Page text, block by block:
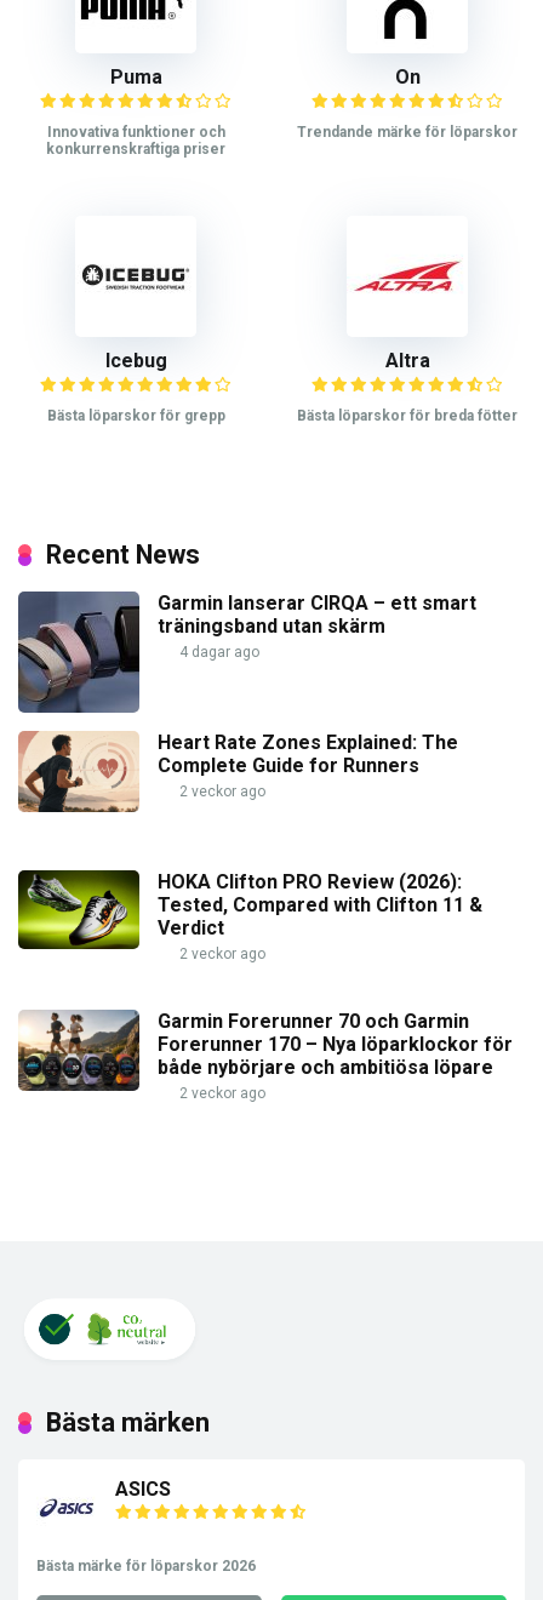
Puma
Innovativa funktioner och
konkurrenskraftiga priser
On
Trendande märke för löparskor
Icebug
Bästa löparskor för grepp
Altra
Bästa löparskor för breda fötter
Recent News
Garmin lanserar CIRQA – ett smart
träningsband utan skärm
4 dagar ago
Heart Rate Zones Explained: The
Complete Guide for Runners
2 veckor ago
HOKA Clifton PRO Review (2026):
Tested, Compared with Clifton 11 &
Verdict
2 veckor ago
Garmin Forerunner 70 och Garmin
Forerunner 170 – Nya löparklockor för
både nybörjare och ambitiösa löpare
2 veckor ago
Bästa märken
ASICS
Bästa märke för löparskor 2026